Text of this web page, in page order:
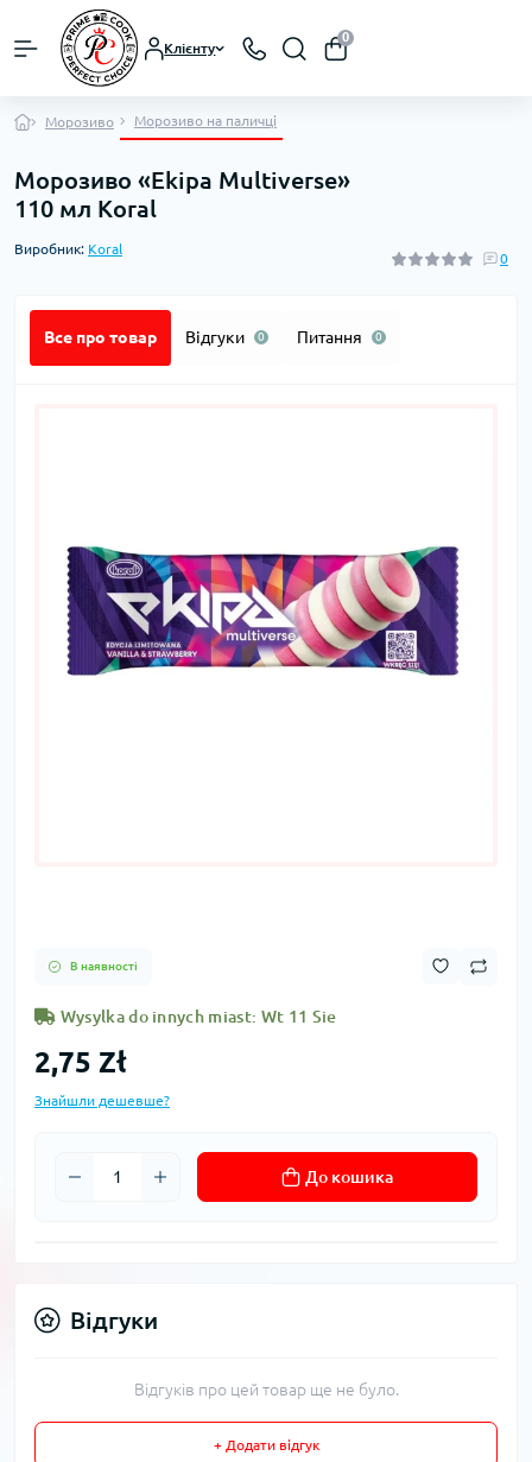
Клієнту
0
Морозиво Морозиво на паличці
Морозиво «Ekipa Multiverse»
110 мл Koral
Виробник: Koral
0
Все про товар Відгуки 0 Питання 0
В наявності
Wysylka do innych miast: Wt 11 Sie
2,75 Zł
Знайшли дешевше?
До кошика
Відгуки
Відгуків про цей товар ще не було.
+ Додати відгук